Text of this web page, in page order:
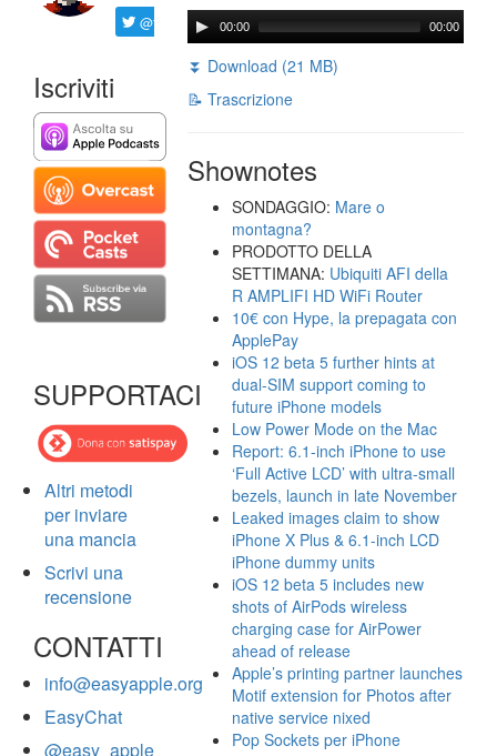
@ftrava
Iscriviti
SUPPORTACI
Altri metodi
per inviare
una mancia
Scrivi una
recensione
CONTATTI
info@easyapple.org
EasyChat
@easy_apple
00:00 00:00
⏬ Download (21 MB)
📝 Trascrizione
Shownotes
SONDAGGIO: Mare o
montagna?
PRODOTTO DELLA
SETTIMANA: Ubiquiti AFI della
R AMPLIFI HD WiFi Router
10€ con Hype, la prepagata con
ApplePay
iOS 12 beta 5 further hints at
dual-SIM support coming to
future iPhone models
Low Power Mode on the Mac
Report: 6.1-inch iPhone to use
‘Full Active LCD’ with ultra-small
bezels, launch in late November
Leaked images claim to show
iPhone X Plus & 6.1-inch LCD
iPhone dummy units
iOS 12 beta 5 includes new
shots of AirPods wireless
charging case for AirPower
ahead of release
Apple’s printing partner launches
Motif extension for Photos after
native service nixed
Pop Sockets per iPhone